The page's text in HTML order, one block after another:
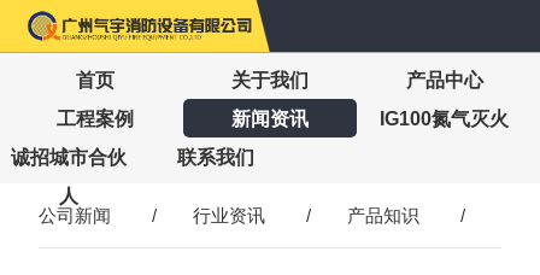
首页 关于我们
产品中心
工程案例
新闻资讯
IG100氮气灭火
诚招城市合伙
人
联系我们
公司新闻 / 行业资讯 / 产品知识 /